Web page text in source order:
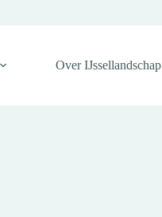
Over IJssellandschap